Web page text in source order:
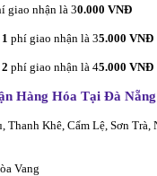
giao nhận là 30.000 VNĐ
phí giao nhận là 35.000 VNĐ
phí giao nhận là 45.000 VNĐ
Hàng Hóa Tại Đà Nẵng
Thanh Khê, Cẩm Lệ, Sơn Trà,
Vang